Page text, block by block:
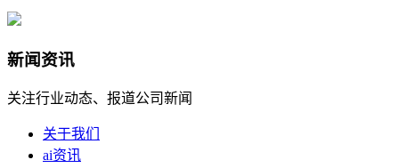
新闻资讯
关注行业动态、报道公司新闻
关于我们
ai资讯